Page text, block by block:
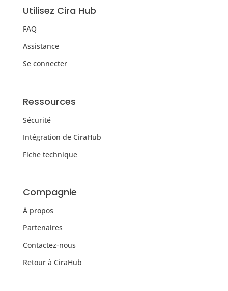
Utilisez Cira Hub
FAQ
Assistance
Se connecter
Ressources
Sécurité
Intégration de CiraHub
Fiche technique
Compagnie
À propos
Partenaires
Contactez-nous
Retour à CiraHub